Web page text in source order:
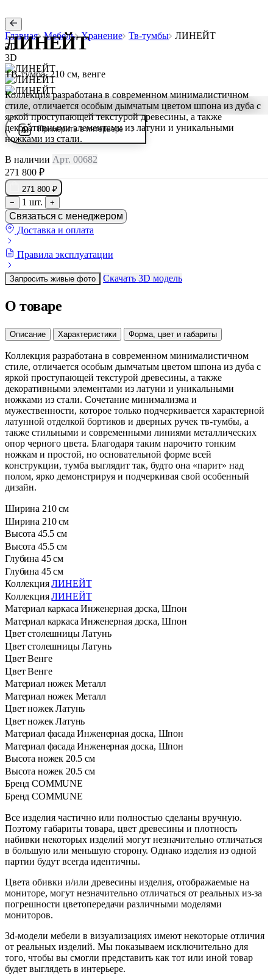
Главная Мебель Хранение Тв-тумбы ЛИНЕЙТ
3D
3D
Примерить в интерьере
ЛИНЕЙТ
ТВ-тумба, 210 см, венге
Коллекция разработана в современном минималистичном
стиле, отличается особым дымчатым цветом шпона из дуба с
яркой проступающей текстурой древесины, а также
декоративными элементами из латуни и уникальными
ножками из стали.
В наличии Арт. 00682
271 800 ₽
271 800 ₽
−
1 шт. +
Связаться с менеджером
Доставка и оплата
Правила эксплуатации
Запросить живые фото Скачать 3D модель
О товаре
Описание Характеристики Форма, цвет и габариты
Коллекция разработана в современном минималистичном
стиле, отличается особым дымчатым цветом шпона из дуба с
яркой проступающей текстурой древесины, а также
декоративными элементами из латуни и уникальными
ножками из стали. Сочетание минимализма и
мужественности, которое только подчеркивается характерной
латунной отделкой бортиков и дверных ручек тв-тумбы, а
также стильными и современными линиями металлических
опор черного цвета. Благодаря таким нарочито тонким
ножкам и простой, но основательной форме всей
конструкции, тумба выглядит так, будто она «парит» над
полом, ярко демонстрируя и подчеркивая свой особенный
дизайн.
Ширина 210 см
Ширина 210 см
Высота 45.5 см
Высота 45.5 см
Глубина 45 см
Глубина 45 см
Коллекция ЛИНЕЙТ
Коллекция ЛИНЕЙТ
Материал каркаса Инженерная доска, Шпон
Материал каркаса Инженерная доска, Шпон
Цвет столешницы Латунь
Цвет столешницы Латунь
Цвет Венге
Цвет Венге
Материал ножек Металл
Материал ножек Металл
Цвет ножек Латунь
Цвет ножек Латунь
Материал фасада Инженерная доска, Шпон
Материал фасада Инженерная доска, Шпон
Высота ножек 20.5 см
Высота ножек 20.5 см
Бренд COMMUNE
Бренд COMMUNE
Все изделия частично или полностью сделаны вручную.
Поэтому габариты товара, цвет древесины и плотность
набивки некоторых изделий могут незначительно отличаться
в большую или меньшую сторону. Однако изделия из одной
партии будут всегда идентичны.
Цвета обивки и/или древесины изделия, отображаемые на
мониторе, могут незначительно отличаться от реальных из-за
погрешности цветопередачи различными моделями
мониторов.
3d-модели мебели в визуализациях имеют некоторые отличия
от реальных изделий. Мы показываем исключительно для
того, чтобы вы смогли представить как тот или иной товар
будет выглядеть в интерьере.